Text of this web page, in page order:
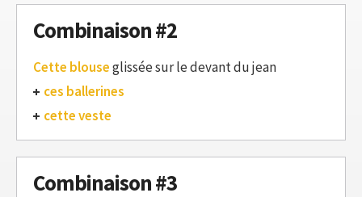
Combinaison #2
Cette blouseglissée sur le devant du jean
ces ballerines
cette veste
Combinaison #3